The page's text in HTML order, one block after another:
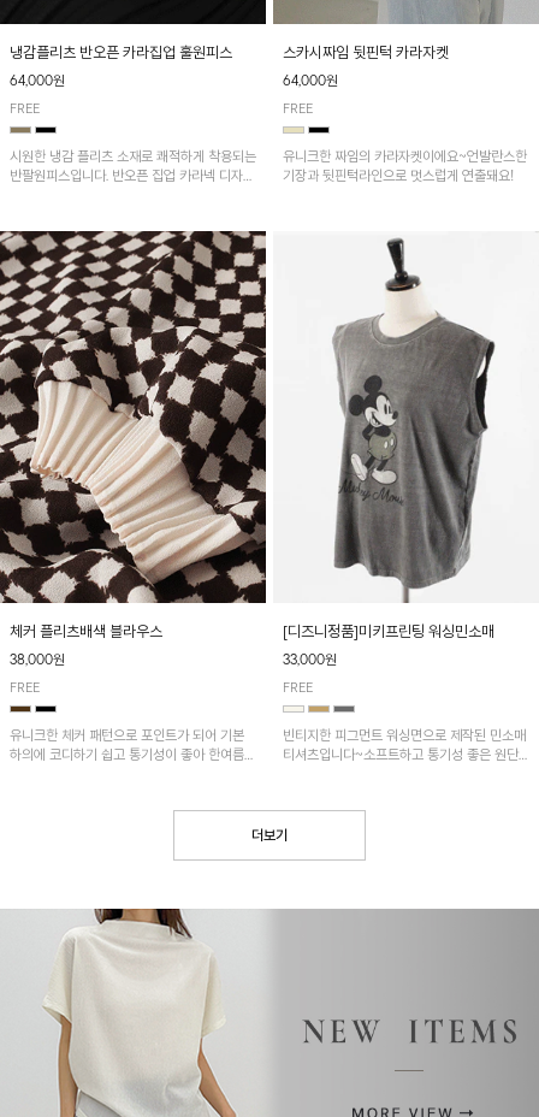
냉감플리츠 반오픈 카라집업 훌원피스
64,000원
FREE
시원한 냉감 플리츠 소재로 쾌적하게 착용되는
반팔원피스입니다. 반오픈 집업 카라넥 디자인
줘요~
스카시짜임 뒷핀턱 카라자켓
64,000원
FREE
유니크한 짜임의 카라자켓이에요~언발란스한
기장과 뒷핀턱라인으로 멋스럽게 연출돼요!
체커 플리츠배색 블라우스
38,000원
FREE
유니크한 체커 패턴으로 포인트가 되어 기본
하의에 코디하기 쉽고 통기성이 좋아 한여름에
[디즈니정품]미키프린팅 워싱민소매
33,000원
FREE
빈티지한 피그먼트 워싱면으로 제작된 민소매
티셔츠입니다~소프트하고 통기성 좋은 원단
더보기